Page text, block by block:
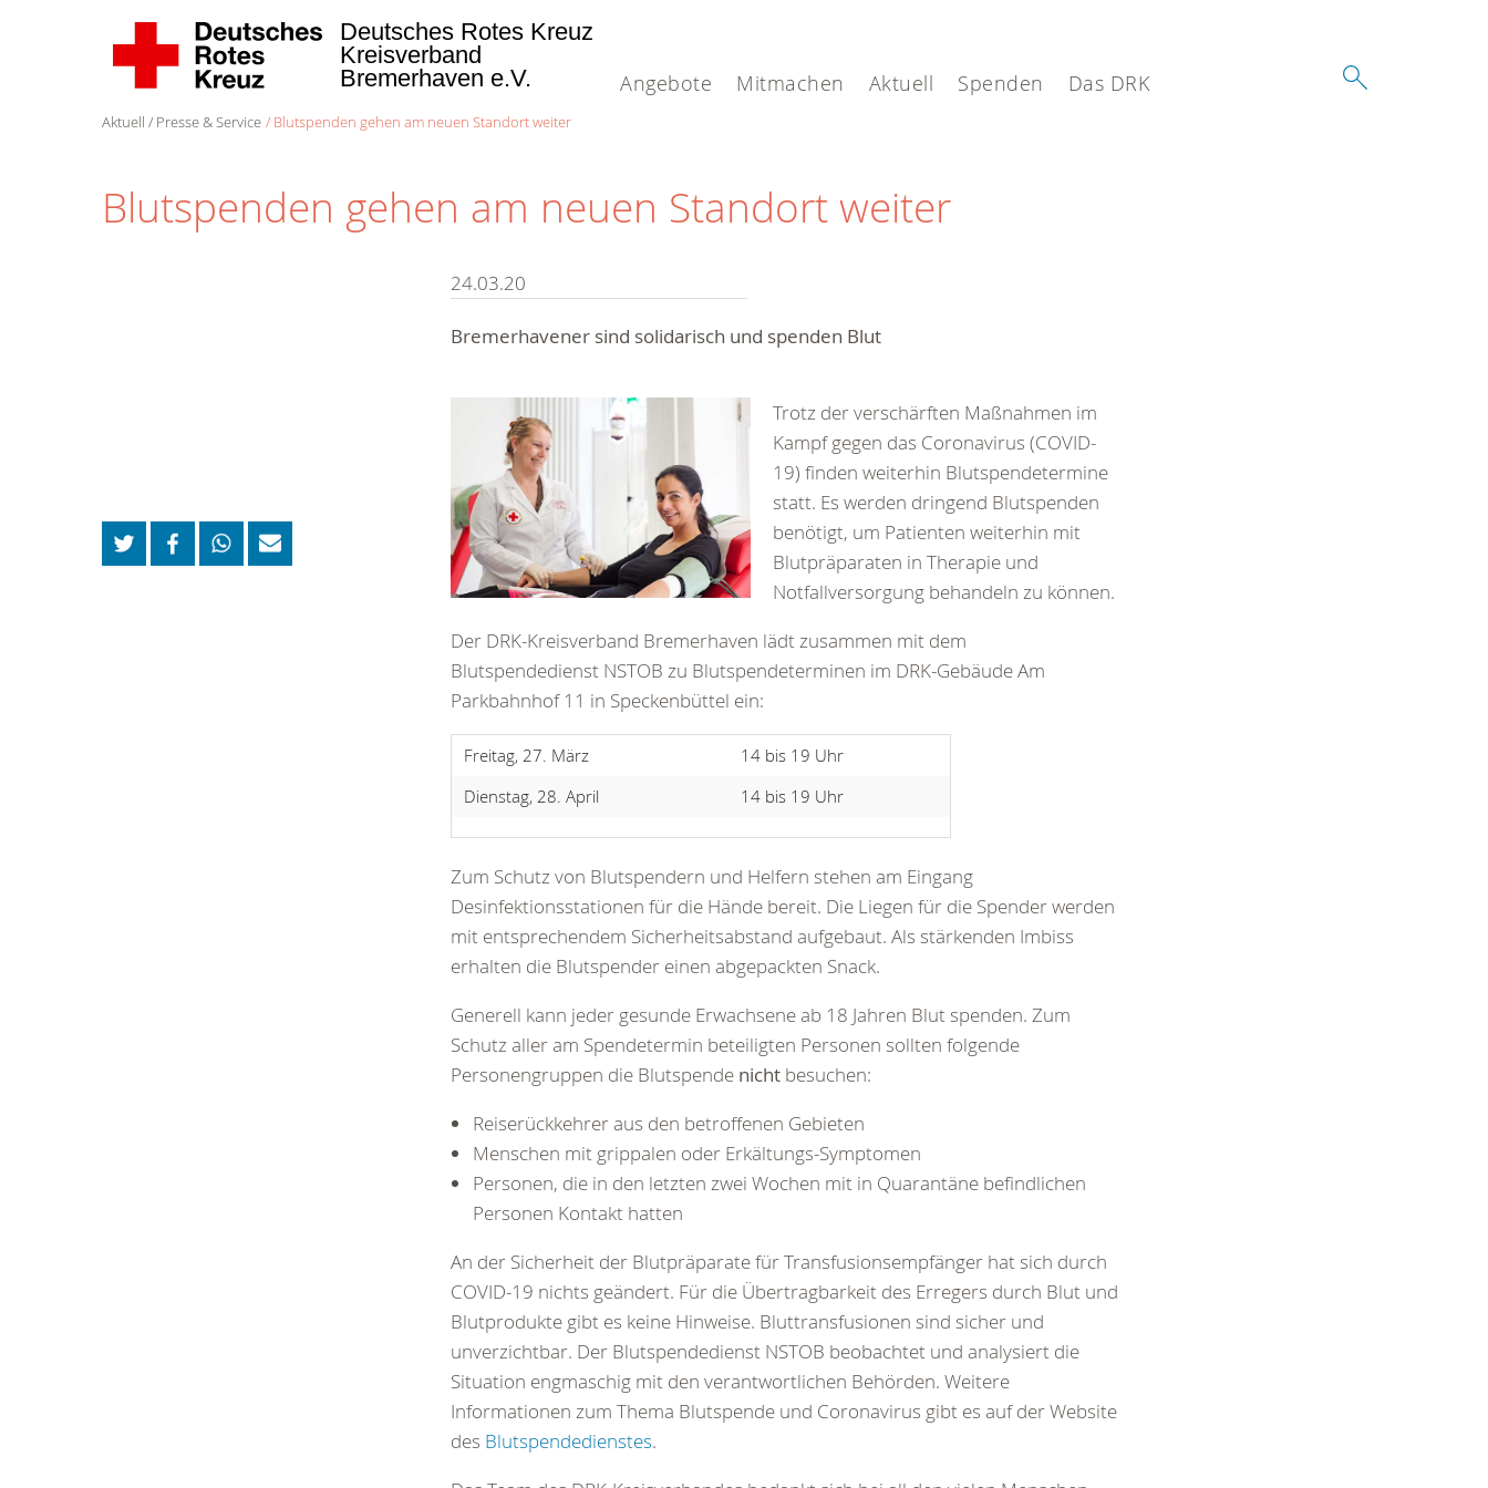
Angebote Mitmachen Aktuell Spenden Das DRK
Deutsches Rotes Kreuz
Kreisverband
Bremerhaven e.V.
Aktuell Presse & Service Blutspenden gehen am neuen Standort weiter
Blutspenden gehen am neuen Standort weiter
24.03.20
Bremerhavener sind solidarisch und spenden Blut
Trotz der verschärften Maßnahmen im
Kampf gegen das Coronavirus (COVID-
19) finden weiterhin Blutspendetermine
statt. Es werden dringend Blutspenden
benötigt, um Patienten weiterhin mit
Blutpräparaten in Therapie und
Notfallversorgung behandeln zu können.
Der DRK-Kreisverband Bremerhaven lädt zusammen mit dem
Blutspendedienst NSTOB zu Blutspendeterminen im DRK-Gebäude Am
Parkbahnhof 11 in Speckenbüttel ein:
Freitag, 27. März
14 bis 19 Uhr
Dienstag, 28. April
14 bis 19 Uhr
Zum Schutz von Blutspendern und Helfern stehen am Eingang
Desinfektionsstationen für die Hände bereit. Die Liegen für die Spender werden
mit entsprechendem Sicherheitsabstand aufgebaut. Als stärkenden Imbiss
erhalten die Blutspender einen abgepackten Snack.
Generell kann jeder gesunde Erwachsene ab 18 Jahren Blut spenden. Zum
Schutz aller am Spendetermin beteiligten Personen sollten folgende
Personengruppen die Blutspende nicht besuchen:
Reiserückkehrer aus den betroffenen Gebieten
Menschen mit grippalen oder Erkältungs-Symptomen
Personen, die in den letzten zwei Wochen mit in Quarantäne befindlichen
Personen Kontakt hatten
An der Sicherheit der Blutpräparate für Transfusionsempfänger hat sich durch
COVID-19 nichts geändert. Für die Übertragbarkeit des Erregers durch Blut und
Blutprodukte gibt es keine Hinweise. Bluttransfusionen sind sicher und
unverzichtbar. Der Blutspendedienst NSTOB beobachtet und analysiert die
Situation engmaschig mit den verantwortlichen Behörden. Weitere
Informationen zum Thema Blutspende und Coronavirus gibt es auf der Website
des Blutspendedienstes.